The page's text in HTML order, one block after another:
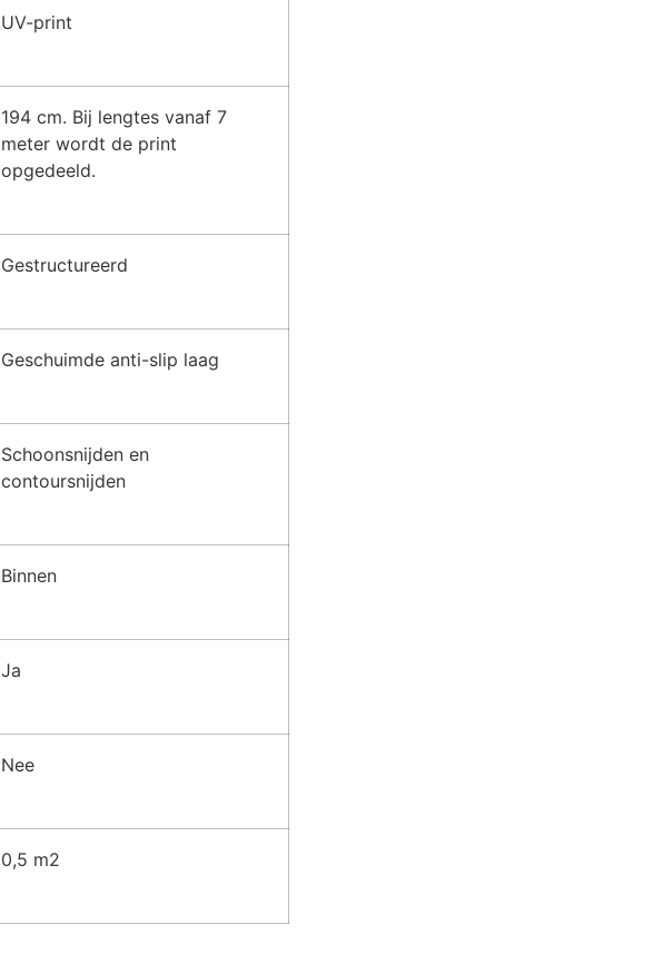
UV-print
194 cm. Bij lengtes vanaf 7
meter wordt de print
opgedeeld.
Gestructureerd
Geschuimde anti-slip laag
Schoonsnijden en
contoursnijden
Binnen
Ja
Nee
0,5 m2